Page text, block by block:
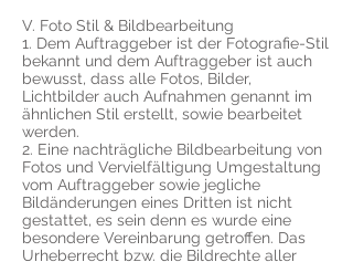
​V. Foto Stil & Bildbearbeitung
​1. Dem Auftraggeber ist der Fotografie-Stil
bekannt und dem Auftraggeber ist auch
bewusst, dass alle Fotos, Bilder,
Lichtbilder auch Aufnahmen genannt im
ähnlichen Stil erstellt, sowie bearbeitet
werden.
2. Eine nachträgliche Bildbearbeitung von
Fotos und Vervielfältigung Umgestaltung
vom Auftraggeber sowie jegliche
Bildänderungen eines Dritten ist nicht
gestattet, es sein denn es wurde eine
besondere Vereinbarung getroffen. Das
Urheberrecht bzw. die Bildrechte aller